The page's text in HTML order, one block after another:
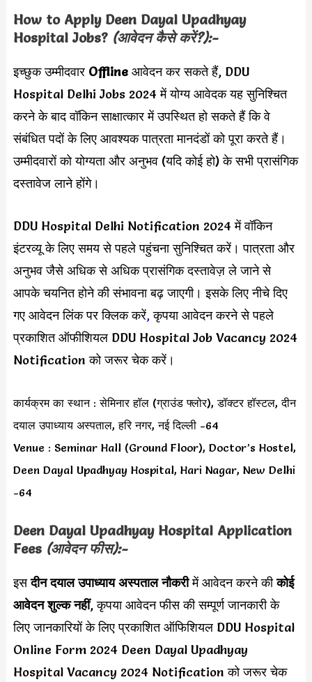
How to Apply Deen Dayal Upadhyay
Hospital Jobs?(आवेदन कैसे करें?):-
इच्छुक उम्मीदवार Offline आवेदन कर सकते हैं, DDU
Hospital Delhi Jobs 2024 में योग्य आवेदक यह सुनिश्चित
करने के बाद वॉकिन साक्षात्कार में उपस्थित हो सकते हैं कि वे
संबंधित पदों के लिए आवश्यक पात्रता मानदंडों को पूरा करते हैं।
उम्मीदवारों को योग्यता और अनुभव (यदि कोई हो) के सभी प्रासंगिक
दस्तावेज लाने होंगे।
DDU Hospital Delhi Notification 2024 में वॉकिन
इंटरव्यू के लिए समय से पहले पहुंचना सुनिश्चित करें। पात्रता और
अनुभव जैसे अधिक से अधिक प्रासंगिक दस्तावेज़ ले जाने से
आपके चयनित होने की संभावना बढ़ जाएगी। इसके लिए नीचे दिए
गए आवेदन लिंक पर क्लिक करें,कृपया आवेदन करने से पहले
प्रकाशित ऑफीशियल DDU Hospital Job Vacancy 2024
Notification को जरूर चेक करें।
कार्यक्रम का स्थान : सेमिनार हॉल (ग्राउंड फ्लोर), डॉक्टर हॉस्टल, दीन
दयाल उपाध्याय अस्पताल, हरि नगर, नई दिल्ली -64
Venue : Seminar Hall (Ground Floor), Doctor’s Hostel,
Deen Dayal Upadhyay Hospital, Hari Nagar, New Delhi
-64
Deen Dayal Upadhyay Hospital Application
Fees (आवेदन फीस):-
इसदीन दयाल उपाध्याय अस्पताल नौकरीमें आवेदन करने कीकोई
आवेदन शुल्क नहीं, कृपया आवेदन फीस की सम्पूर्ण जानकारी के
लिए जानकारियों के लिए प्रकाशित ऑफिशियल DDU Hospital
Online Form 2024 Deen Dayal Upadhyay
Hospital Vacancy 2024 Notification को जरूर चेक